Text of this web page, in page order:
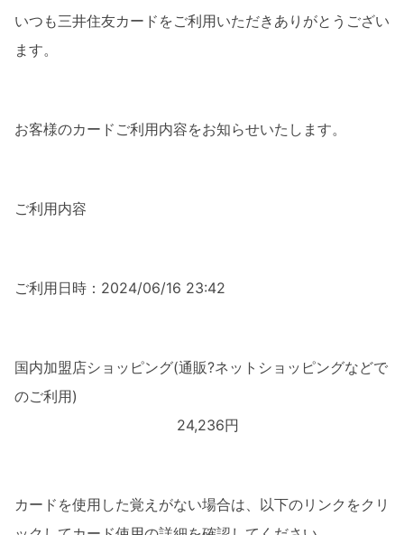
いつも三井住友カードをご利用いただきありがとうござい
ます。
お客様のカードご利用内容をお知らせいたします。
ご利用内容
ご利用日時：2024/06/16 23:42
国内加盟店ショッピング(通販?ネットショッピングなどで
のご利用)
24,236円
カードを使用した覚えがない場合は、以下のリンクをクリ